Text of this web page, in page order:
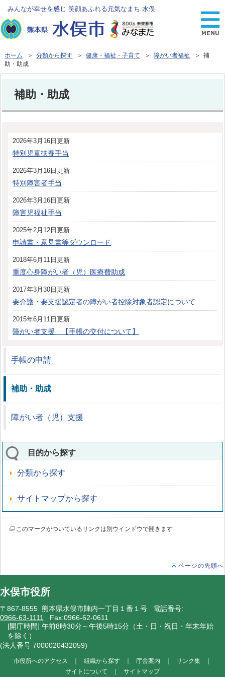
みんなが幸せを感じ 笑顔あふれる元気なまち 水俣
ホーム ＞分類から探す ＞健康・福祉・子育て ＞ 障がい者福祉
＞ 補
助・助成
補助・助成
2026年3月16日更新
特別児童扶養手当
2026年3月16日更新
特別障害者手当
2026年3月16日更新
障害児福祉手当
2025年2月12日更新
申請書・意見書等ダウンロード
2018年6月11日更新
重度心身障がい者（児）医療費助成
2017年3月30日更新
要介護・要支援認定者の障がい者控除対象者認定について
2015年6月11日更新
障がい者支援 【手帳の交付について】
手帳の申請
補助・助成
障がい者（児）支援
目的から探す
分類から探す
サイトマップから探す
このマークがついているリンクは別ウインドウで開きます
ページの先頭へ
水俣市役所
〒867-8555 熊本県水俣市陣内一丁目１番１号 電話番号:
0966-63-1111 Fax:0966-62-0611
[開庁時間] 午前8時30分～午後5時15分（土・日・祝日・年末年始
を除く）
(法人番号 7000020432059)
市役所へのアクセス 組織から探す 庁舎案内 リンク集
サイトについて
サイトマップ